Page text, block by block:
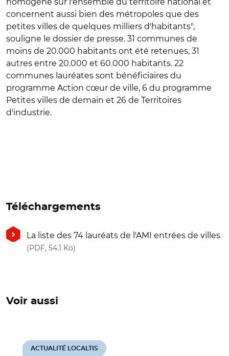
concernent aussi bien des métropoles que des
petites villes de quelques milliers d'habitants",
souligne le dossier de presse. 31 communes de
moins de 20.000 habitants ont été retenues, 31
autres entre 20.000 et 60.000 habitants. 22
communes lauréates sont bénéficiaires du
programme Action cœur de ville, 6 du programme
Petites villes de demain et 26 de Territoires
d'industrie.
Téléchargements
La liste des 74 lauréats de l'AMI entrées de villes
(PDF, 54.1 Ko)
Voir aussi
ACTUALITÉ LOCALTIS